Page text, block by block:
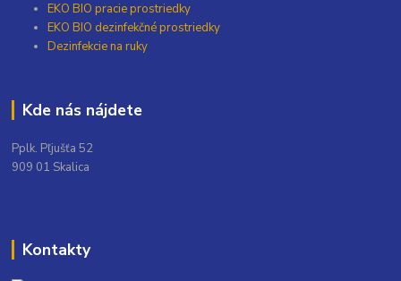
EKO BIO pracie prostriedky
EKO BIO dezinfekčné prostriedky
Dezinfekcie na ruky
Kde nás nájdete
Pplk. Pľjušťa 52
909 01 Skalica
Kontakty